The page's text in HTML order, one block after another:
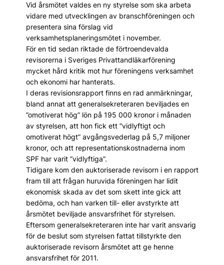
Vid årsmötet valdes en ny styrelse som ska arbeta
vidare med utvecklingen av branschföreningen och
presentera sina förslag vid
verksamhetsplaneringsmötet i november.
För en tid sedan riktade de förtroendevalda
revisorerna i Sveriges Privattandläkarförening
mycket hård kritik mot hur föreningens verksamhet
och ekonomi har hanterats.
I deras revisionsrapport finns en rad anmärkningar,
bland annat att generalsekreteraren beviljades en
”omotiverat hög” lön på 195 000 kronor i månaden
av styrelsen, att hon fick ett ”vidlyftigt och
omotiverat högt” avgångsvederlag på 5,7 miljoner
kronor, och att representationskostnaderna inom
SPF har varit ”vidlyftiga”.
Tidigare kom den auktoriserade revisorn i en rapport
fram till att frågan huruvida föreningen har lidit
ekonomisk skada av det som skett inte gick att
bedöma, och han varken till- eller avstyrkte att
årsmötet beviljade ansvarsfrihet för styrelsen.
Eftersom generalsekreteraren inte har varit ansvarig
för de beslut som styrelsen fattat tillstyrkte den
auktoriserade revisorn årsmötet att ge henne
ansvarsfrihet för 2011.